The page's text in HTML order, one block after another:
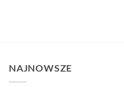
NAJNOWSZE